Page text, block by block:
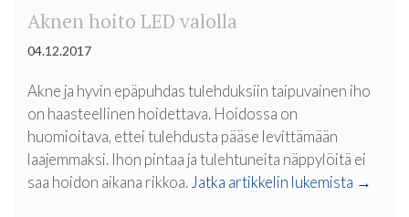
Aknen hoito LED valolla
04.12.2017
Akne ja hyvin epäpuhdas tulehduksiin taipuvainen iho
on haasteellinen hoidettava. Hoidossa on
huomioitava, ettei tulehdusta pääse levittämään
laajemmaksi. Ihon pintaa ja tulehtuneita näppylöitä ei
saa hoidon aikana rikkoa.Jatka artikkelin lukemista ”Aknen
→